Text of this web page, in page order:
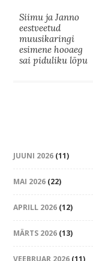
Siimu ja Janno
eestveetud
muusikaringi
esimene hooaeg
sai piduliku lõpu
JUUNI 2026 (11)
MAI 2026 (22)
APRILL 2026 (12)
MÄRTS 2026 (13)